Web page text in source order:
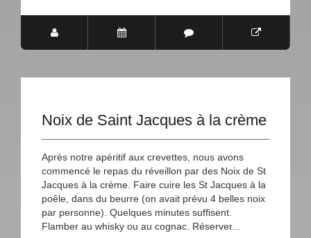
Noix de Saint Jacques à la crème
Après notre apéritif aux crevettes, nous avons
commencé le repas du réveillon par des Noix de St
Jacques à la crème. Faire cuire les St Jacques à la
poêle, dans du beurre (on avait prévu 4 belles noix
par personne). Quelques minutes suffisent.
Flamber au whisky ou au cognac. Réserver...